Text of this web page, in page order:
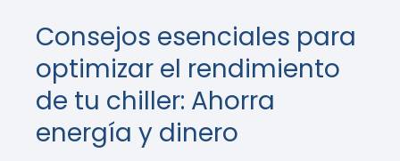
Consejos esenciales para
optimizar el rendimiento
de tu chiller: Ahorra
energía y dinero